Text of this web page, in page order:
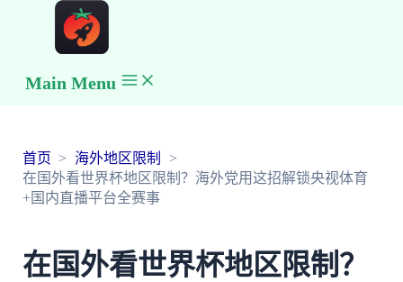
Main Menu
首页
海外地区限制
在国外看世界杯地区限制？海外党用这招解锁央视体育
+国内直播平台全赛事
在国外看世界杯地区限制？